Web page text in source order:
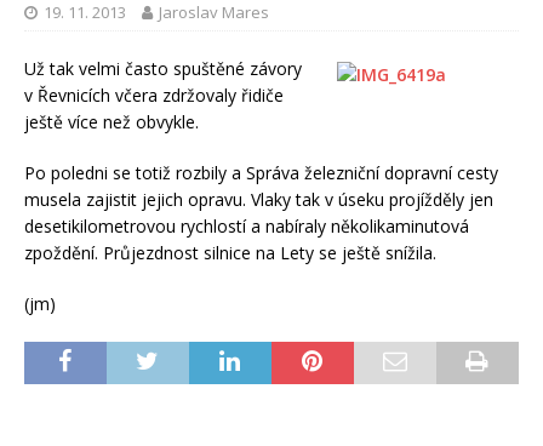
19. 11. 2013 Jaroslav Mares
Už tak velmi často spuštěné závory
v Řevnicích včera zdržovaly řidiče
ještě více než obvykle.
Po poledni se totiž rozbily a Správa železniční dopravní cesty
musela zajistit jejich opravu. Vlaky tak v úseku projížděly jen
desetikilometrovou rychlostí a nabíraly několikaminutová
zpoždění. Průjezdnost silnice na Lety se ještě snížila.
(jm)